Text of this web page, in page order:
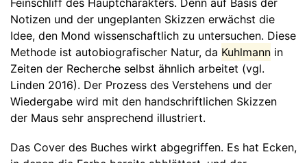
Notizen und der ungeplanten Skizzen erwächst die
Idee, den Mond wissenschaftlich zu untersuchen. Diese
Methode ist autobiografischer Natur, da Kuhlmann in
Zeiten der Recherche selbst ähnlich arbeitet (vgl.
Linden 2016). Der Prozess des Verstehens und der
Wiedergabe wird mit den handschriftlichen Skizzen
der Maus sehr ansprechend illustriert.
Das Cover des Buches wirkt abgegriffen. Es hat Ecken,